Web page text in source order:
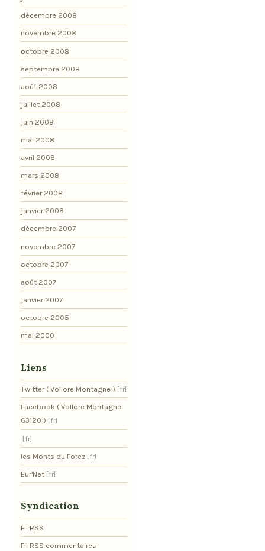
décembre 2008
novembre 2008
octobre 2008
septembre 2008
août 2008
juillet 2008
juin 2008
mai 2008
avril 2008
mars 2008
février 2008
janvier 2008
décembre 2007
novembre 2007
octobre 2007
août 2007
janvier 2007
octobre 2005
mai 2000
Liens
Twitter ( Vollore Montagne )
Facebook ( Vollore Montagne
63120 )
les Monts du Forez
Eur'Net
Syndication
Fil RSS
Fil RSS commentaires